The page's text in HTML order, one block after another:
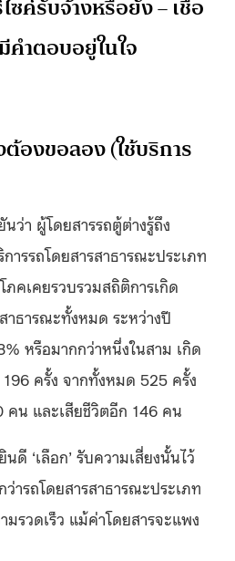
ค์รับจ้างหรือยัง – เชื่อ
ำตอบอยู่ในใจ
องขอลอง (ใช้บริการ
ว่า ผู้โดยสารรถตู้ต่างรู้ถึง
การรถโดยสารสาธารณะประเภท
คเคยรวบรวมสถิติการเกิด
าธารณะทั้งหมด ระหว่างปี
หรือมากกว่าหนึ่งในสาม เกิด
ครั้ง จากทั้งหมด 525 ครั้ง
คน และเสียชีวิตอีก 146 คน
ดี ‘เลือก’ รับความเสี่ยงนั้นไว้
ารถโดยสารสาธารณะประเภท
มรวดเร็ว แม้ค่าโดยสารจะแพง